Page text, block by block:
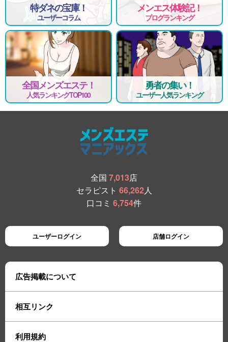
特ダネの宝庫！
ユーザーコラム
メンエス体験記！
ブログランキング
全国メンズエステ！
人気ランキングTOP100
勇者の集い！
ユーザー人気ランキング
全国 7,013店
セラピスト 66,262人
口コミ 6,754件
ユーザーログイン 店舗ログイン
広告掲載について
相互リンク
利用規約